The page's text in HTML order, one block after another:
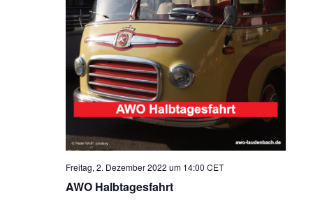
AWO Halbtagesfahrt
Freitag, 2. Dezember 2022 um 14:00 CET